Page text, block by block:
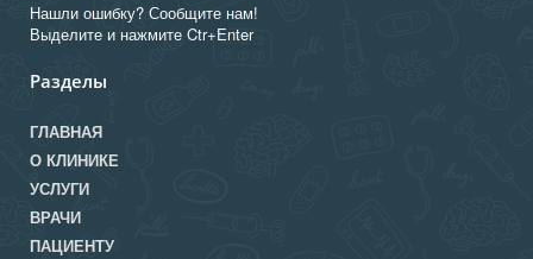
Нашли ошибку? Сообщите нам!
Выделите и нажмите Ctr+Enter
Разделы
ГЛАВНАЯ
О КЛИНИКЕ
УСЛУГИ
ВРАЧИ
ПАЦИЕНТУ